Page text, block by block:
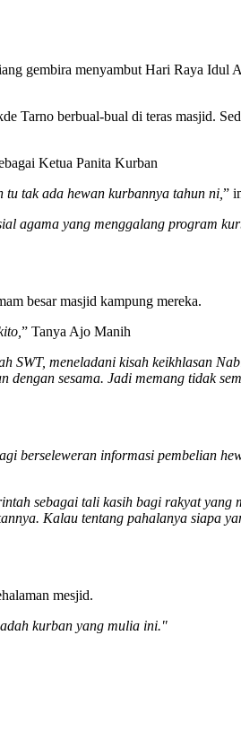
gembira menyambut Hari Raya Idul
Tarno berbual-bual di teras masjid.
Ketua Panita Kurban
tak ada hewan kurbannya tahun ni,”
agama yang menggalang program
besar masjid kampung mereka.
” Tanya Ajo Manih
SWT, meneladani kisah keikhlasan
sesama. Jadi memang tidak
berseleweran informasi pembelian
sebagai tali kasih bagi rakyat yang
Kalau tentang pahalanya siapa
mesjid.
kurban yang mulia ini."